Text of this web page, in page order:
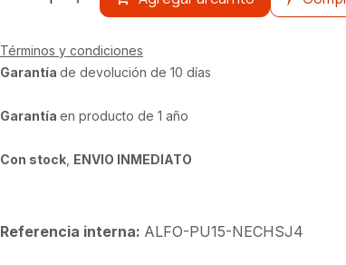
Términos y condiciones
Garantía de devolución de 10 días
Garantía en producto de 1 año
Con stock ENVIO INMEDIATO
Referencia interna: ALFO-PU15-NECHSJ4